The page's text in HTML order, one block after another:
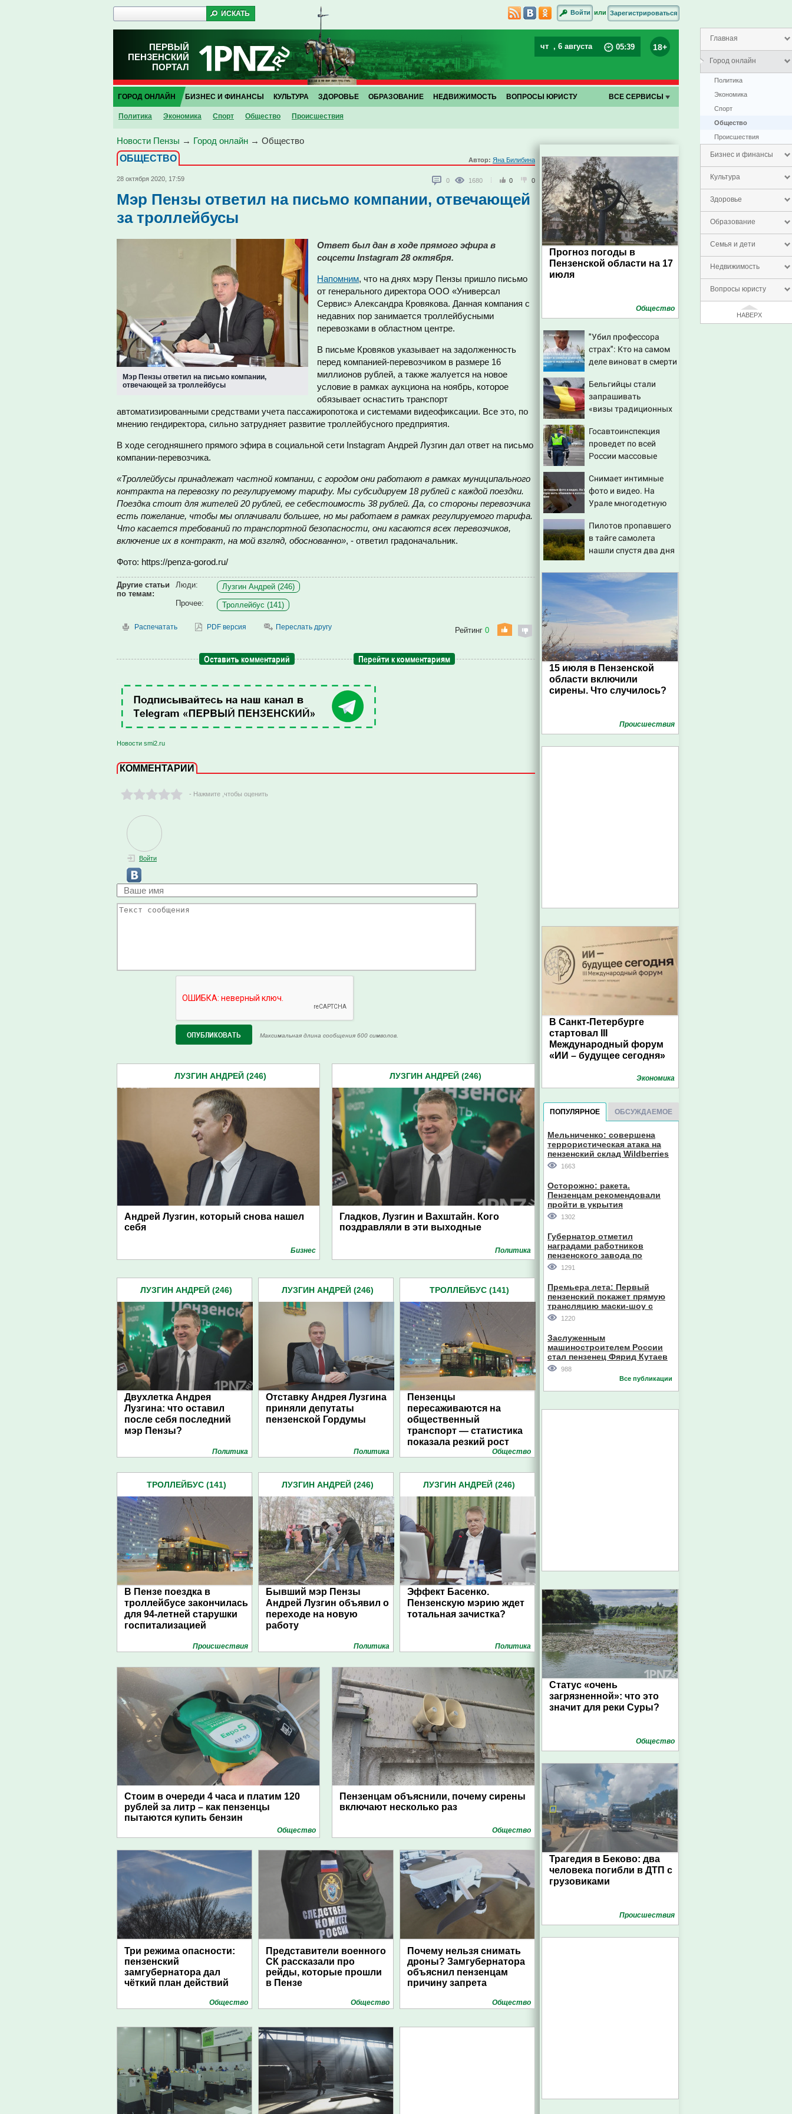
Главная
Город онлайн
Политика
Экономика
Спорт
Общество
Проиcшествия
Бизнес и финансы
Культура
Здоровье
Образование
Семья и дети
Недвижимость
Вопросы юристу
НАВЕРХ
Войти или Зарегистрироваться
ПЕРВЫЙ
ПЕНЗЕНСКИЙ
ПОРТАЛ
чт , 6 августа 05:39 18+
ГОРОД ОНЛАЙН
Политика Экономика Спорт Общество Проиcшествия
БИЗНЕС И ФИНАНСЫ КУЛЬТУРА ЗДОРОВЬЕ ОБРАЗОВАНИЕ НЕДВИЖИМОСТЬ ВОПРОСЫ ЮРИСТУ ВСЕ СЕРВИСЫ
Новости Пензы → Город онлайн → Общество
ОБЩЕСТВО
Автор: Яна Билибина
28 октября 2020, 17:59 0 1680 0 0
Мэр Пензы ответил на письмо компании, отвечающей
за троллейбусы
Мэр Пензы ответил на письмо компании,
отвечающей за троллейбусы
Ответ был дан в ходе прямого эфира в
соцсети Instagram 28 октября.
Напомним, что на днях мэру Пензы пришло письмо
от генерального директора ООО «Универсал
Сервис» Александра Кровякова. Данная компания с
недавних пор занимается троллейбусными
перевозками в областном центре.
В письме Кровяков указывает на задолженность
перед компанией-перевозчиком в размере 16
миллионов рублей, а также жалуется на новое
условие в рамках аукциона на ноябрь, которое
обязывает оснастить транспорт
автоматизированными средствами учета пассажиропотока и системами видеофиксации. Все это, по
мнению гендиректора, сильно затрудняет развитие троллейбусного предприятия.
В ходе сегодняшнего прямого эфира в социальной сети Instagram Андрей Лузгин дал ответ на письмо
компании-перевозчика.
«Троллейбусы принадлежат частной компании, с городом они работают в рамках муниципального
контракта на перевозку по регулируемому тарифу. Мы субсидируем 18 рублей с каждой поездки.
Поездка стоит для жителей 20 рублей, ее себестоимость 38 рублей. Да, со стороны перевозчика
есть пожелание, чтобы мы оплачивали большее, но мы работаем в рамках регулируемого тарифа.
Что касается требований по транспортной безопасности, они касаются всех перевозчиков,
включение их в контракт, на мой взгляд, обоснованно», - ответил градоначальник.
Фото: https://penza-gorod.ru/
Другие статьи
по темам:
Люди:
Лузгин Андрей (246)
Прочее:
Троллейбус (141)
Распечатать PDF версия Переслать другу Рейтинг 0
Оставить комментарий Перейти к комментариям
Новости smi2.ru
КОММЕНТАРИИ
- Нажмите ,чтобы оценить
Войти
Максимальная длина сообщения 600 символов.
ЛУЗГИН АНДРЕЙ (246)
Андрей Лузгин, который снова нашел
себя
Бизнес
ЛУЗГИН АНДРЕЙ (246)
Гладков, Лузгин и Вахштайн. Кого
поздравляли в эти выходные
Политика
ЛУЗГИН АНДРЕЙ (246)
Двухлетка Андрея
Лузгина: что оставил
после себя последний
мэр Пензы?
Политика
ЛУЗГИН АНДРЕЙ (246)
Отставку Андрея Лузгина
приняли депутаты
пензенской Гордумы
Политика
ТРОЛЛЕЙБУС (141)
Пензенцы
пересаживаются на
общественный
транспорт — статистика
показала резкий рост
Общество
ТРОЛЛЕЙБУС (141)
В Пензе поездка в
троллейбусе закончилась
для 94-летней старушки
госпитализацией
Проиcшествия
ЛУЗГИН АНДРЕЙ (246)
Бывший мэр Пензы
Андрей Лузгин объявил о
переходе на новую
работу
Политика
ЛУЗГИН АНДРЕЙ (246)
Эффект Басенко.
Пензенскую мэрию ждет
тотальная зачистка?
Политика
Стоим в очереди 4 часа и платим 120
рублей за литр – как пензенцы
пытаются купить бензин
Общество
Пензенцам объяснили, почему сирены
включают несколько раз
Общество
Три режима опасности:
пензенский
замгубернатора дал
чёткий план действий
Общество
Представители военного
СК рассказали про
рейды, которые прошли
в Пензе
Общество
Почему нельзя снимать
дроны? Замгубернатора
объяснил пензенцам
причину запрета
Общество
Прогноз погоды в
Пензенской области на 17
июля
Общество
"Убил профессора
страх": Кто на самом
деле виноват в смерти
остановившего
мальчишек на поле с
горохом
Бельгийцы стали
запрашивать
«визы традиционных
посольстве РФ
Госавтоинспекция
проведет по всей
России массовые
Снимает интимные
фото и видео. На
Урале многодетную
изготовлении
порнографии
Пилотов пропавшего
в тайге самолета
нашли спустя два дня
15 июля в Пензенской
области включили
сирены. Что случилось?
Проиcшествия
В Санкт-Петербурге
стартовал III
Международный форум
«ИИ – будущее сегодня»
Экономика
ПОПУЛЯРНОЕ ОБСУЖДАЕМОЕ
Мельниченко: совершена
террористическая атака на
пензенский склад Wildberries
1663
Осторожно: ракета.
Пензенцам рекомендовали
пройти в укрытия
1302
Губернатор отметил
наградами работников
пензенского завода по
производству станков
1291
Премьера лета: Первый
пензенский покажет прямую
трансляцию маски-шоу с
участием компании из Южной
1220
Заслуженным
машиностроителем России
стал пензенец Фярид Кутаев
988
Все публикации
Статус «очень
загрязненной»: что это
значит для реки Суры?
Общество
Трагедия в Беково: два
человека погибли в ДТП с
грузовиками
Проиcшествия